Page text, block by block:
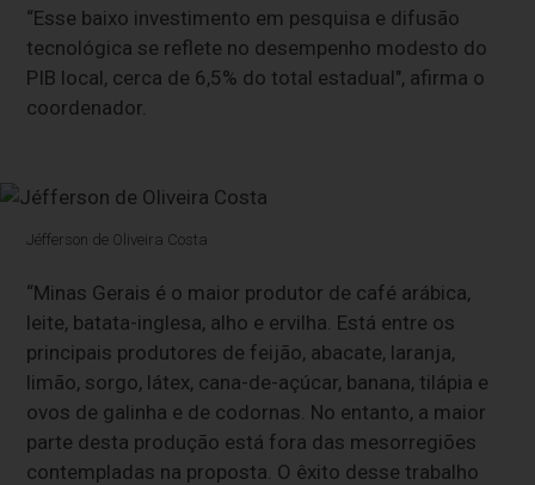
“Esse baixo investimento em pesquisa e difusão
tecnológica se reflete no desempenho modesto do
PIB local, cerca de 6,5% do total estadual", afirma o
coordenador.
Jéfferson de Oliveira Costa
“Minas Gerais é o maior produtor de café arábica,
leite, batata-inglesa, alho e ervilha. Está entre os
principais produtores de feijão, abacate, laranja,
limão, sorgo, látex, cana-de-açúcar, banana, tilápia e
ovos de galinha e de codornas. No entanto, a maior
parte desta produção está fora das mesorregiões
contempladas na proposta. O êxito desse trabalho